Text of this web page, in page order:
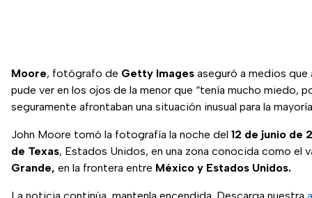
Moore, fotógrafo de Getty Images aseguró a medios que
pude ver en los ojos de la menor que “tenía mucho miedo,
seguramente afrontaban una situación inusual para la
John Moore tomó la fotografía la noche del 12 de junio de
de Texas, Estados Unidos, en una zona conocida como el
Grande, en la frontera entre México y Estados Unidos.